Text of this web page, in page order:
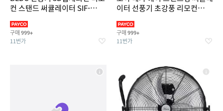
컨 스탠드 써큘레이터 SIF-
구매 999+
11번가
이터 선풍기 초강풍 리모컨
용 서큘레이터
구매 999+
11번가